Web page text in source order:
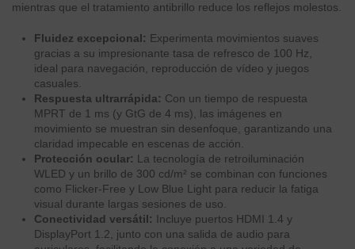
mientras que el tratamiento antibrillo reduce los reflejos molestos.
Fluidez excepcional: Experimenta movimientos suaves
gracias a su impresionante tasa de refresco de 100 Hz,
ideal para navegación, reproducción de vídeo y juegos
casuales.
Respuesta ultrarrápida: Con un tiempo de respuesta
MPRT de 1 ms (y GtG de 4 ms), las imágenes en
movimiento se muestran sin desenfoque, garantizando una
claridad impecable en escenas de acción.
Protección ocular: La tecnología de retroiluminación
WLED y un brillo de 300 cd/m² se combinan con funciones
como Flicker-Free y Low Blue Light para reducir la fatiga
visual durante largas sesiones de uso.
Conectividad versátil: Incluye puertos HDMI 1.4 y
DisplayPort 1.2, junto con una salida de audio para